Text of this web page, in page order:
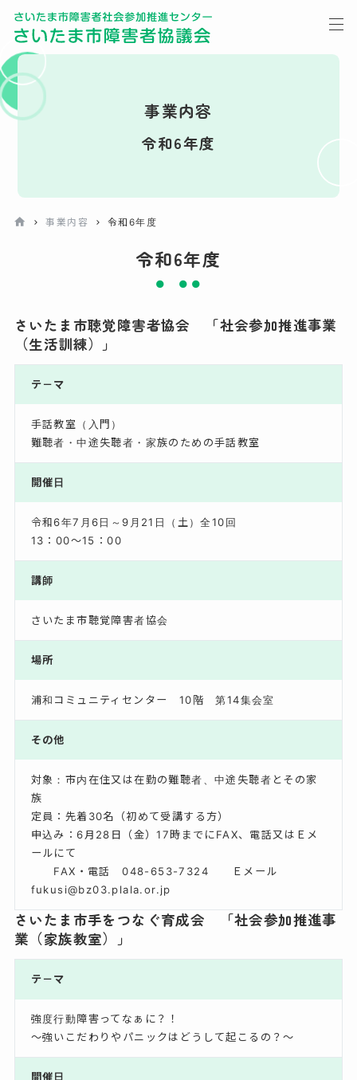
事業内容
令和6年度
事業内容 令和6年度
令和6年度
さいたま市聴覚障害者協会 「社会参加推進事業
（生活訓練）」
テ－マ
手話教室（入門）
難聴者・中途失聴者・家族のための手話教室
開催日
令和6年7月6日～9月21日（土）全10回
13：00～15：00
講師
さいたま市聴覚障害者協会
場所
浦和コミュニティセンター 10階 第14集会室
その他
対象：市内在住又は在勤の難聴者、中途失聴者とその家
族
定員：先着30名（初めて受講する方）
申込み：6月28日（金）17時までにFAX、電話又はＥメ
ールにて
FAX・電話 048-653-7324 Ｅメール
fukusi@bz03.plala.or.jp
さいたま市手をつなぐ育成会 「社会参加推進事
業（家族教室）」
テ－マ
強度行動障害ってなぁに？！
～強いこだわりやパニックはどうして起こるの？～
開催日